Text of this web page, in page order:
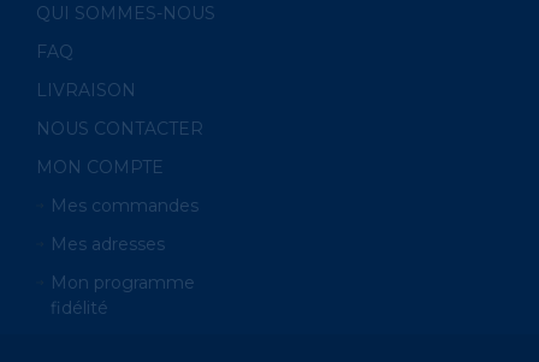
QUI SOMMES-NOUS
FAQ
LIVRAISON
NOUS CONTACTER
MON COMPTE
Mes commandes
Mes adresses
Mon programme
fidélité